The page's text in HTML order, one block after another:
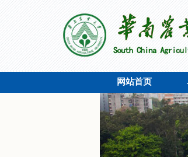
网站首页